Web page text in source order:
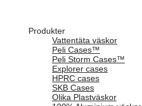
Produkter
Vattentäta väskor
Peli Cases™
Peli Storm Cases™
Explorer cases
HPRC cases
SKB Cases
Olika Plastväskor